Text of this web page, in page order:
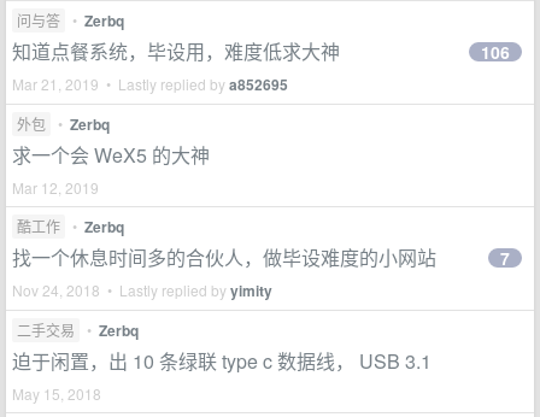
问与答 • Zerbq
知道点餐系统，毕设用，难度低求大神
Mar 21, 2019 • Lastly replied bya852695
106
外包 • Zerbq
求一个会 WeX5 的大神
Mar 12, 2019
酷工作
• Zerbq
找一个休息时间多的合伙人，做毕设难度的小网站
Nov 24, 2018 • Lastly replied byyimity
7
二手交易 • Zerbq
迫于闲置，出 10 条绿联 type c 数据线， USB 3.1
May 15, 2018